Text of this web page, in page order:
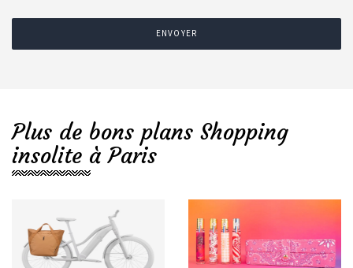
ENVOYER
Plus de bons plans Shopping
insolite à Paris